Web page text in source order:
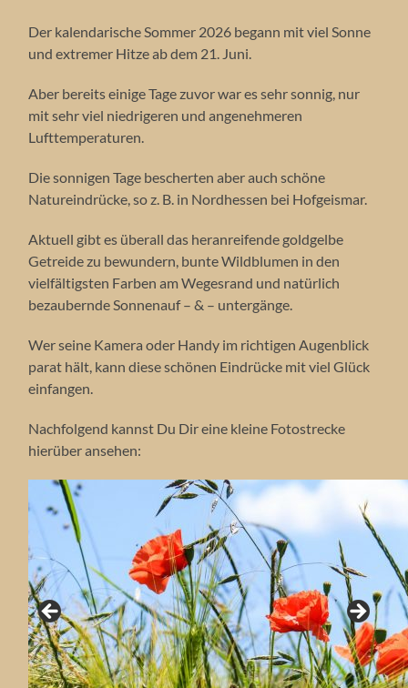
Der kalendarische Sommer 2026 begann mit viel Sonne
und extremer Hitze ab dem 21. Juni.
Aber bereits einige Tage zuvor war es sehr sonnig, nur
mit sehr viel niedrigeren und angenehmeren
Lufttemperaturen.
Die sonnigen Tage bescherten aber auch schöne
Natureindrücke, so z. B. in Nordhessen bei Hofgeismar.
Aktuell gibt es überall das heranreifende goldgelbe
Getreide zu bewundern, bunte Wildblumen in den
vielfältigsten Farben am Wegesrand und natürlich
bezaubernde Sonnenauf – & – untergänge.
Wer seine Kamera oder Handy im richtigen Augenblick
parat hält, kann diese schönen Eindrücke mit viel Glück
einfangen.
Nachfolgend kannst Du Dir eine kleine Fotostrecke
hierüber ansehen:
Großes Sonnenblumenfeld bei Hofgeismar, Juli 2026.
Die Hummel liebt Sonnenblumen.